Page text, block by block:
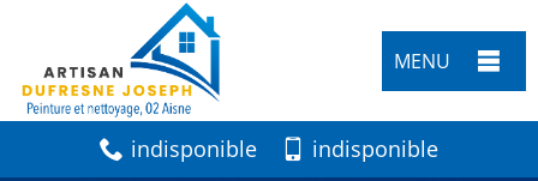
MENU
indisponible indisponible